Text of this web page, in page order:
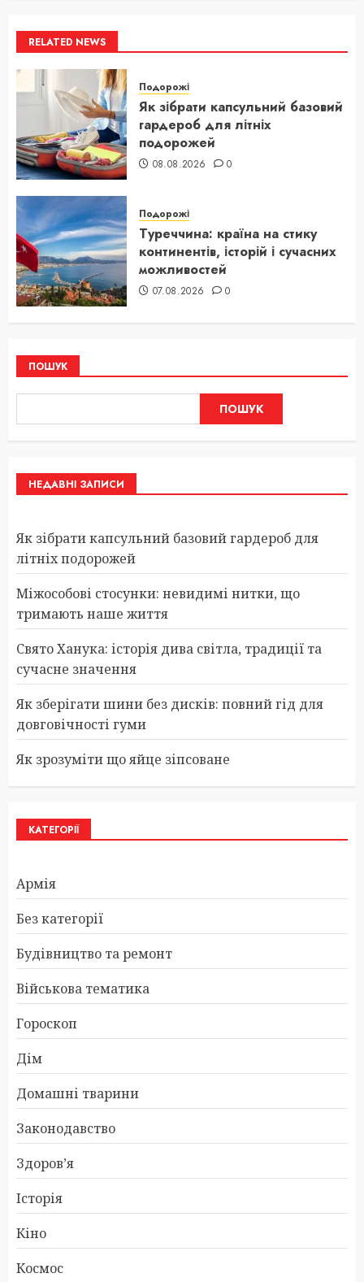
RELATED NEWS
Подорожі
Як зібрати капсульний базовий
гардероб для літніх
подорожей
08.08.2026 0
Подорожі
Туреччина: країна на стику
континентів, історій і сучасних
можливостей
07.08.2026 0
ПОШУК
ПОШУК
НЕДАВНІ ЗАПИСИ
Як зібрати капсульний базовий гардероб для
літніх подорожей
Міжособові стосунки: невидимі нитки, що
тримають наше життя
Свято Ханука: історія дива світла, традиції та
сучасне значення
Як зберігати шини без дисків: повний гід для
довговічності гуми
Як зрозуміти що яйце зіпсоване
КАТЕГОРІЇ
Армія
Без категорії
Будівництво та ремонт
Військова тематика
Гороскоп
Дім
Домашні тварини
Законодавство
Здоров’я
Історія
Кіно
Космос